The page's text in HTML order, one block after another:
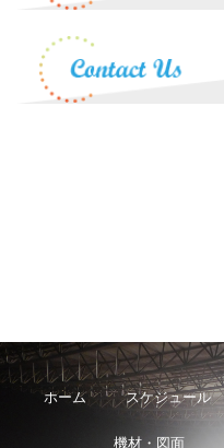
ホーム スケジュール
機材・図面